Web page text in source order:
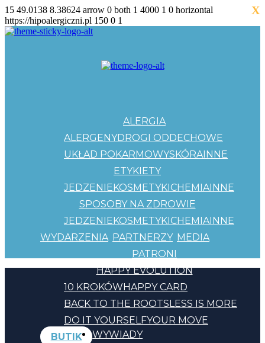
15 49.0138 8.38624 arrow 0 both 1 4000 1 0 horizontal
https://hipoalergiczni.pl 150 0 1
ALERGIA
ALERGENYDROGI ODDECHOWE
UKŁAD POKARMOWYSKÓRAINNE
ETYKIETY
JEDZENIEKOSMETYKICHEMIAINNE
SPOSOBY NA ZDROWIE
JEDZENIEKOSMETYKICHEMIAINNE
WYDARZENIA PARTNERZY
PATRONI
MEDIA
HAPPY EVOLUTION
10 KROKÓWHAPPY CARD
BACK TO THE ROOTSLESS IS MORE
DO IT YOURSELFYOUR MOVE
BUTIK
WYWIADY
X